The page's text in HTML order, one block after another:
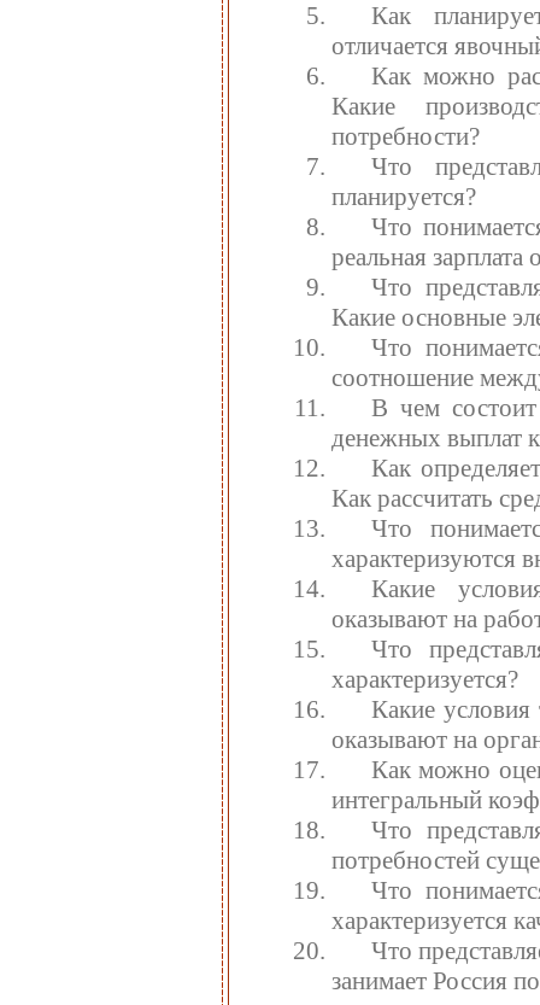
Как
отличается
Как можно
Какие
потребности?
Что
планируется?
Что
реальная
Что
Какие основные
Что
соотношение
В чем состоит
денежных выплат
Как
Как рассчитать
Что
характеризуются
Какие
оказывают на
Что
характеризуется?
Какие
оказывают на
Как можно
интегральный
Что
потребностей
Что
характеризуется
Что
занимает Россия